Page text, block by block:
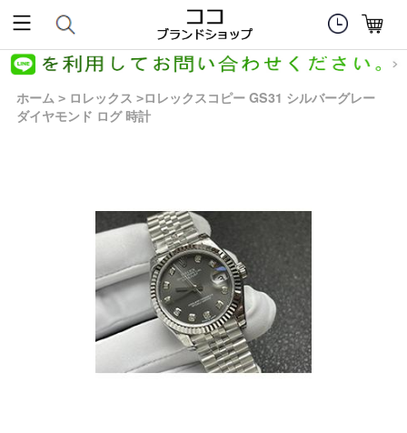
ホーム > ロレックス >ロレックスコピー GS31 シルバーグレー
ダイヤモンド ログ 時計